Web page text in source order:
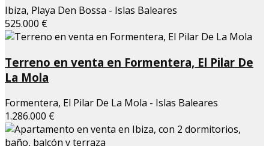
Ibiza, Playa Den Bossa - Islas Baleares
525.000 €
Terreno en venta en Formentera, El Pilar De
La Mola
Formentera, El Pilar De La Mola - Islas Baleares
1.286.000 €